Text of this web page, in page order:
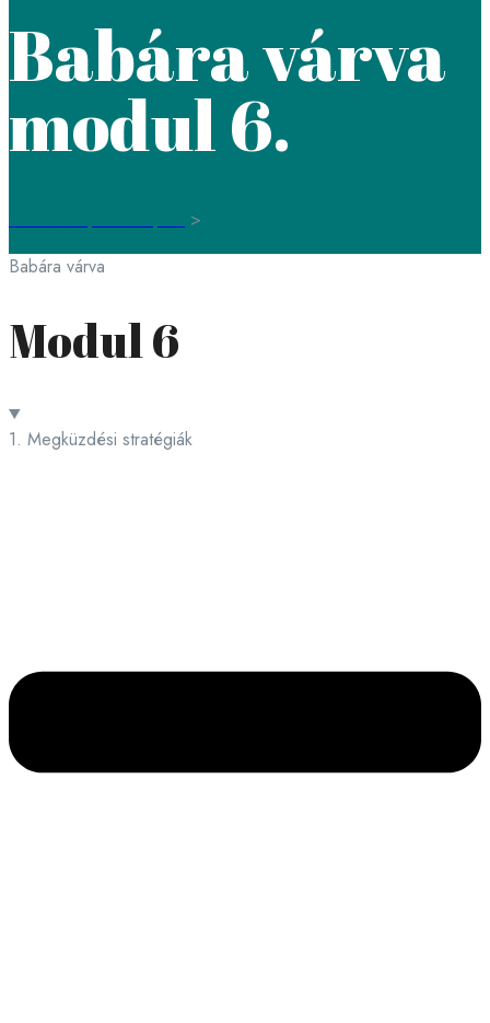
Babára várva
modul 6.
>
Babára várva
Modul 6
1. Megküzdési stratégiák